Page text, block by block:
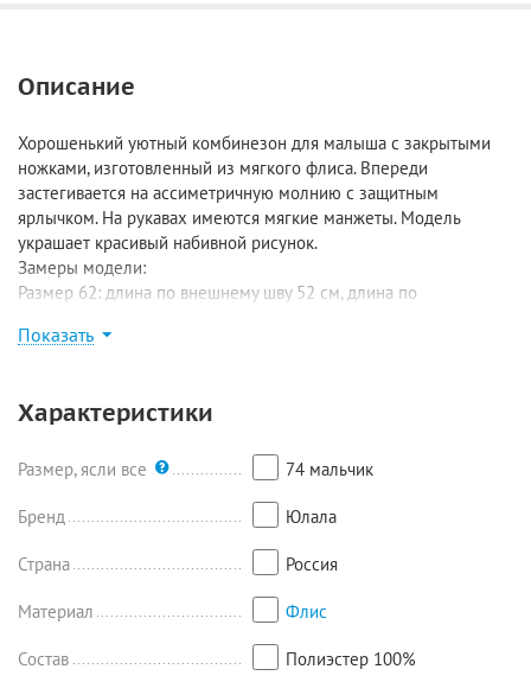
Описание
Хорошенький уютный комбинезон для малыша с закрытыми
ножками, изготовленный из мягкого флиса. Впереди
застегивается на ассиметричную молнию с защитным
ярлычком. На рукавах имеются мягкие манжеты. Модель
украшает красивый набивной рисунок.
Замеры модели:
Размер 62: длина по внешнему шву 52 см, длина по
Размер 68: длина по внешнему шву 56 см, длина по
внутреннему шву 20 см, ширина 29 см, рукав 25 см;
внутреннему шву 22 см, ширина 30 см, рукав 27 см.
Показать
Характеристики
Размер, ясли все 74 мальчик
Бренд Юлала
Страна Россия
Материал Флис
Состав Полиэстер 100%